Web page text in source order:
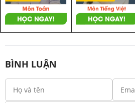
BÌNH LUẬN